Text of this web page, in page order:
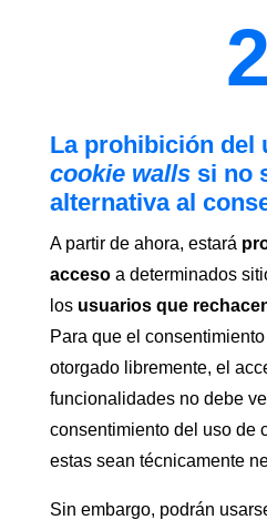
2
La prohibición del
cookie wallssi no
alternativa al
A partir de ahora, estará
accesoa determinados
los usuarios que
Para que el
otorgado libremente, el
funcionalidades no debe
consentimiento del uso de
estas sean técnicamente
Sin embargo, podrán